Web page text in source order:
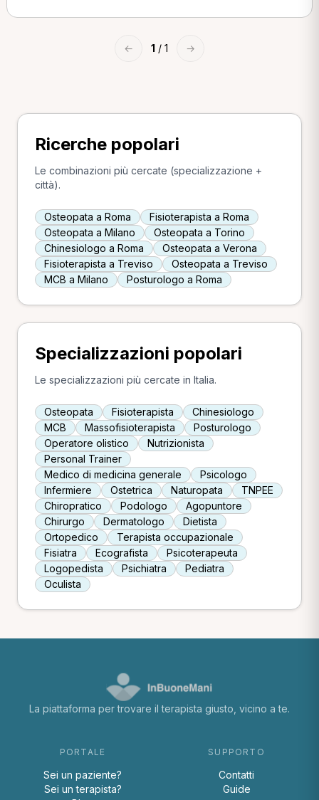
← 1 / 1 →
Ricerche popolari
Le combinazioni più cercate (specializzazione +
città).
Osteopata a Roma
Fisioterapista a Roma
Osteopata a Milano
Osteopata a Torino
Chinesiologo a Roma
Osteopata a Verona
Fisioterapista a Treviso
Osteopata a Treviso
MCB a Milano
Posturologo a Roma
Specializzazioni popolari
Le specializzazioni più cercate in Italia.
Osteopata Fisioterapista
Chinesiologo
MCB
Massofisioterapista
Posturologo
Operatore olistico
Nutrizionista
Personal Trainer
Medico di medicina generale
Psicologo
Infermiere
Ostetrica Naturopata
TNPEE
Chiropratico
Podologo
Agopuntore
Chirurgo
Dermatologo
Dietista
Ortopedico
Terapista occupazionale
Fisiatra
Ecografista
Psicoterapeuta
Logopedista
Psichiatra
Pediatra
Oculista
La piattaforma per trovare il terapista giusto, vicino a te.
PORTALE
Sei un paziente?
Sei un terapista?
SUPPORTO
Contatti
Guide